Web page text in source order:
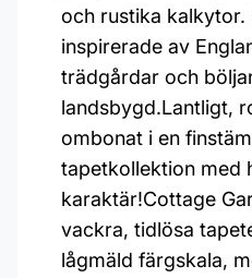
och rustika kalkytor.
inspirerade av
trädgårdar och
landsbygd.Lantligt,
ombonat i en
tapetkollektion med
karaktär!Cottage
vackra, tidlösa
lågmäld färgskala,